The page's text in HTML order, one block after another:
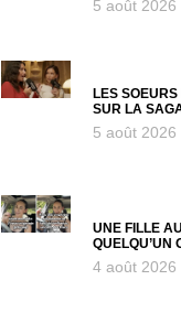
5 août 2026
LES
SUR LA
5 août 2026
UNE FILLE
QUELQU’UN
4 août 2026